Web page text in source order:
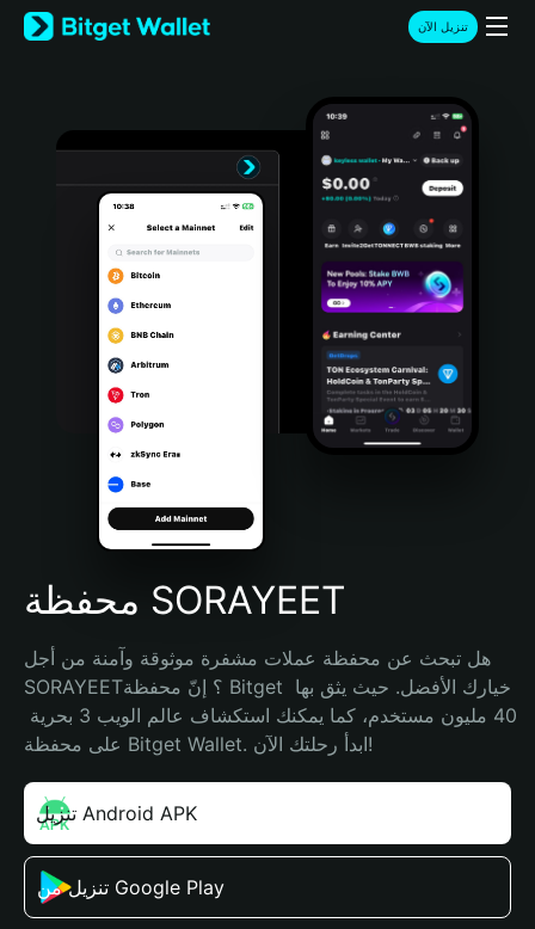
English
日本語
Türkçe
Português (Portugal)
Bahasa Indonesia
Português (Brasil)
Español (Argentina)
تنزيل الآن
محفظة SORAYEET
هل تبحث عن محفظة عملات مشفرة موثوقة وآمنة من أجل
SORAYEET؟ إنّ محفظة Bitget خيارك الأفضل. حيث يثق بها
على محفظة Bitget Wallet. ابدأ رحلتك الآن!
تنزيل Android APK
تنزيل من Google Play